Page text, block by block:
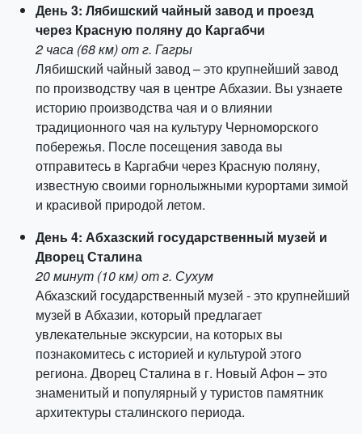
День 3: Лябишский чайный завод и проезд
через Красную поляну до Каргабчи
2 часа (68 км) от г. Гагры
Лябишский чайный завод – это крупнейший завод
по производству чая в центре Абхазии. Вы узнаете
историю производства чая и о влиянии
традиционного чая на культуру Черноморского
побережья. После посещения завода вы
отправитесь в Каргабчи через Красную поляну,
известную своими горнолыжными курортами зимой
и красивой природой летом.
День 4: Абхазский государственный музей и
Дворец Сталина
20 минут (10 км) от г. Сухум
Абхазский государственный музей - это крупнейший
музей в Абхазии, который предлагает
увлекательные экскурсии, на которых вы
познакомитесь с историей и культурой этого
региона. Дворец Сталина в г. Новый Афон – это
знаменитый и популярный у туристов памятник
архитектуры сталинского периода.